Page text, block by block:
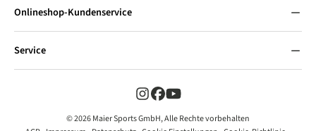
Onlineshop-Kundenservice
Service
© 2026 Maier Sports GmbH, Alle Rechte vorbehalten